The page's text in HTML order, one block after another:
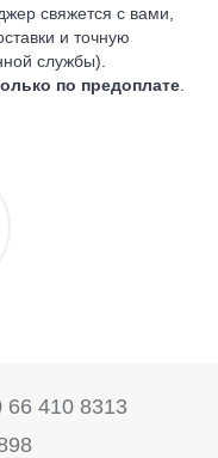
свяжется с вами,
и точную
службы).
по предоплате
66 410 8313